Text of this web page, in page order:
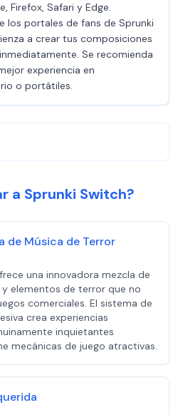
Firefox, Safari y Edge.
los portales de fans de Sprunki
a crear tus composiciones
Se recomienda
experiencia en
o portátiles.
a Sprunki Switch?
de Música de Terror
una innovadora mezcla de
elementos de terror que no
comerciales. El sistema de
crea experiencias
inquietantes
mecánicas de juego atractivas.